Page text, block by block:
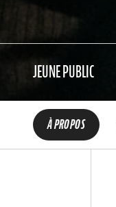
JEUNE PUBLIC
À PROPOS